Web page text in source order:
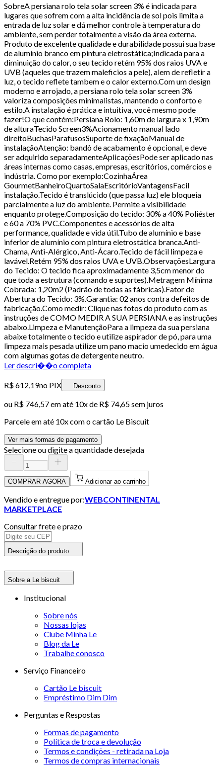
SobreA persiana rolo tela solar screen 3% é indicada para
lugares que sofrem com a alta incidência de sol pois limita a
entrada de luz solar e dá melhor controle à temperatura do
ambiente, sem perder totalmente a visão da área externa.
Produto de excelente qualidade e durabilidade possui sua base
de alumínio branco em pintura eletrostática;Indicada para a
diminuição do calor, o seu tecido retém 95% dos raios UVA e
UVB (aqueles que trazem maleficios a pele), alem de refletir a
luz, o tecido reflete tambem e o calor externo.Com um design
moderno e arrojado, a persiana rolo tela solar screen 3%
valoriza composições minimalistas, mantendo o conforto e
estilo.A instalação é prática e intuitiva, você mesmo pode
fazer!O que contém:Persiana Rolo: 1,60m de largura x 1,90m
de alturaTecido Screen3%Acionamento manual lado
direitoBuchasParafusosSuporte de fixaçãoManual de
instalaçãoAtenção: bandô de acabamento é opcional, e deve
ser adquirido separadamenteAplicaçõesPode ser aplicado nas
áreas internas como casas, empresas, escritórios, comércios e
indústria. Como por exemplo:CozinhaÁrea
GourmetBanheiroQuartoSalaEscritórioVantagensFacil
instalação.Tecido é translúcido (que passa luz) ele bloqueia
parcialmente a luz do ambiente. Permite a visibilidade
enquanto protege.Composição do tecido: 30% a 40% Poliéster
e 60 a 70% PVC.Componentes e acessórios de alta
performance, qualidade e vida útil.Tubo de alumínio e base
inferior de alumínio com pintura eletrostática branca.Anti-
Chama, Anti-Alérgico, Anti-Ácaro.Tecido de fácil limpeza e
lavável.Retém 95% dos raios UVA e UVB.ObservaçõesLargura
do Tecido: O tecido fica aproximadamente 3,5cm menor do
que toda a estrutura (comando e suportes).Metragem Mínima
Cobrada: 1,20m2 (Padrão de todas as fábricas).Fator de
Abertura do Tecido: 3%.Garantia: 02 anos contra defeitos de
fabricação.Como medir: Clique nas fotos do produto com as
instruções de COMO MEDIR A SUA PERSIANA e as instruções
abaixo.Limpeza e ManutençãoPara a limpeza da sua persiana
abaixe totalmente o tecido e utilize aspirador de pó, para uma
limpeza mais pesada utilize um pano macio umedecido em água
com algumas gotas de detergente neutro.
Ler descri��o completa
R$ 612,19no PIX Desconto
ou R$ 746,57em até 10x de R$ 74,65 sem juros
Parcele em até 10x com o cartão Le Biscuit
Ver mais formas de pagamento
Selecione ou digite a quantidade desejada
COMPRAR AGORA Adicionar ao carrinho
Vendido e entregue por:WEBCONTINENTAL
MARKETPLACE
Consultar frete e prazo
Descrição do produto
Sobre a Le biscuit
Institucional
Sobre nós
Nossas lojas
Clube Minha Le
Blog da Le
Trabalhe conosco
Serviço Financeiro
Cartão Le biscuit
Empréstimo Dim Dim
Perguntas e Respostas
Formas de pagamento
Política de troca e devolução
Termos e condições - retirada na Loja
Termos de compras internacionais